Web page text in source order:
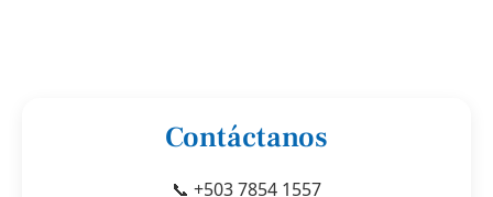
Contáctanos
📞 +503 7854 1557